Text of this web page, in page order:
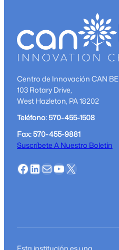
Centro de Innovación CAN BE
103 Rotary Drive,
West Hazleton, PA 18202
Teléfono: 570-455-1508
Fax: 570-455-9881
Suscríbete A Nuestro Boletín
Facebook
LinkedIn
Correo
YouTube
X